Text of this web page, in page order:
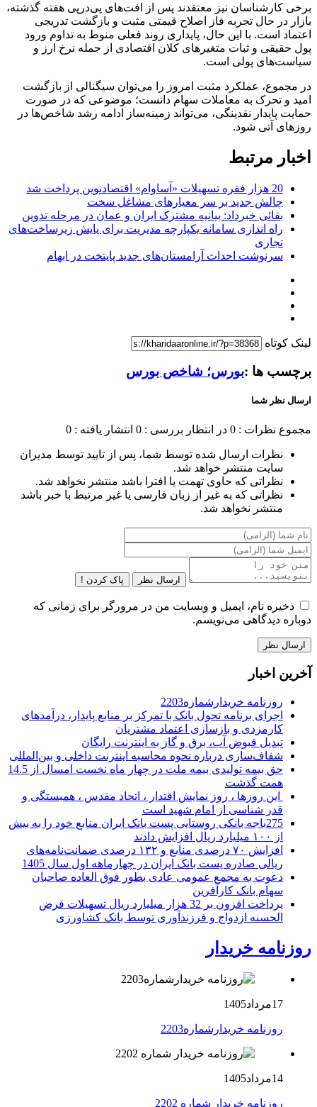
برخی کارشناسان نیز معتقدند پس از افت‌های پی‌درپی هفته گذشته،
بازار در حال تجربه فاز اصلاح قیمتی مثبت و بازگشت تدریجی
اعتماد است. با این حال، پایداری روند فعلی منوط به تداوم ورود
پول حقیقی و ثبات متغیرهای کلان اقتصادی از جمله نرخ ارز و
سیاست‌های پولی است.
در مجموع، عملکرد مثبت امروز را می‌توان سیگنالی از بازگشت
امید و تحرک به معاملات سهام دانست؛ موضوعی که در صورت
حمایت پایدار نقدینگی، می‌تواند زمینه‌ساز ادامه رشد شاخص‌ها در
روزهای آتی شود.
اخبار مرتبط
20 هزار فقره تسهیلات «آساوام» اقتصادنوین پرداخت شد
چالش جدید بر سر معیارهای مشاغل سخت
بقائی خبرداد: بیانیه مشترک ایران و عمان در مرحله تدوین
راه اندازی سامانه یکپارچه مدیریت برای پایش زیرساخت‌های
تجاری
سرنوشت احداث آرامستان‌های جدید پایتخت در ابهام
لینک کوتاه
برچسب ها :بورس؛ شاخص بورس
ارسال نظر شما
مجموع نظرات : 0 در انتظار بررسی : 0 انتشار یافته : 0
نظرات ارسال شده توسط شما، پس از تایید توسط مدیران
سایت منتشر خواهد شد.
نظراتی که حاوی تهمت یا افترا باشد منتشر نخواهد شد.
نظراتی که به غیر از زبان فارسی یا غیر مرتبط با خبر باشد
منتشر نخواهد شد.
ارسال نظر پاک کردن !
ذخیره نام، ایمیل و وبسایت من در مرورگر برای زمانی که
دوباره دیدگاهی می‌نویسم.
آخرین اخبار
روزنامه خریدارشماره2203
اجرای برنامه تحول بانک با تمرکز بر منابع پایدار، درآمدهای
کارمزدی و بازسازی اعتماد مشتریان
تبدیل قبوض آب، برق و گاز به اینترنت رایگان
شفاف‌سازی درباره نحوه محاسبه اینترنت داخلی و بین‌المللی
حق بیمه تولیدی بیمه ملت در چهار ماه نخست امسال از 14.5
همت گذشت
این روزها ، روز نمایش اقتدار ، اتحاد مقدس ، همبستگی و
قدر شناسی از امام شهید است
275باجه بانکی روستایی پست بانک ایران منابع خود را به بیش
از ۱۰۰ میلیارد ریال افزایش دادند
افزایش ۷۰ درصدی منابع و ۱۳۲ درصدی ضمانت‌نامه‌های
ریالی صادره پست بانک ایران در چهارماهه اول سال 1405
دعوت به مجمع عمومی عادی بطور فوق العاده صاحبان
سهام بانک کارآفرین
پرداخت افزون بر 32 هزار میلیارد ریال تسهیلات قرض
الحسنه ازدواج و فرزندآوری توسط بانک کشاورزی
روزنامه خریدار
17مرداد1405
روزنامه خریدارشماره2203
14مرداد1405
روزنامه خریدار شماره 2202